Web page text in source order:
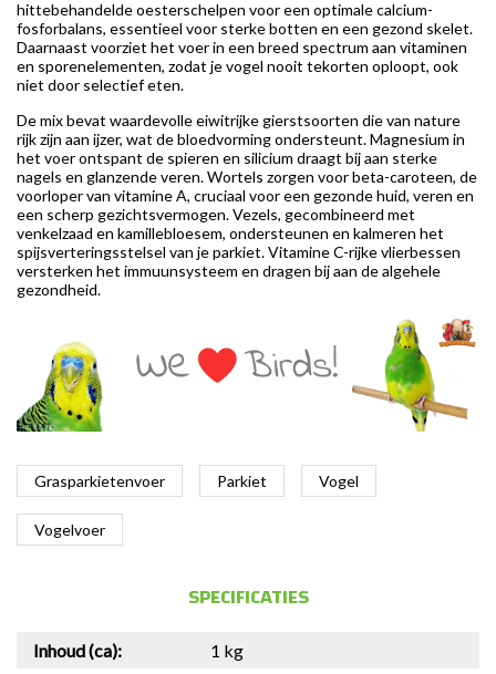
hittebehandelde oesterschelpen voor een optimale calcium-
fosforbalans, essentieel voor sterke botten en een gezond skelet.
Daarnaast voorziet het voer in een breed spectrum aan vitaminen
en sporenelementen, zodat je vogel nooit tekorten oploopt, ook
niet door selectief eten.
De mix bevat waardevolle eiwitrijke gierstsoorten die van nature
rijk zijn aan ijzer, wat de bloedvorming ondersteunt. Magnesium in
het voer ontspant de spieren en silicium draagt bij aan sterke
nagels en glanzende veren. Wortels zorgen voor beta-caroteen, de
voorloper van vitamine A, cruciaal voor een gezonde huid, veren en
een scherp gezichtsvermogen. Vezels, gecombineerd met
venkelzaad en kamillebloesem, ondersteunen en kalmeren het
spijsverteringsstelsel van je parkiet. Vitamine C-rijke vlierbessen
versterken het immuunsysteem en dragen bij aan de algehele
gezondheid.
Grasparkietenvoer Parkiet Vogel
Vogelvoer
SPECIFICATIES
Inhoud (ca):
1 kg